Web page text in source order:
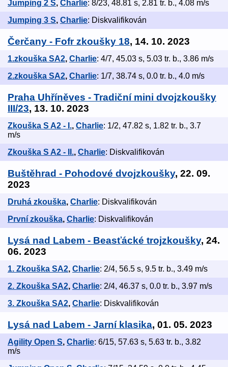
Jumping 2 S, Charlie: 8/23, 48.81 s, 2.81 tr. b., 4.08 m/s
Jumping 3 S, Charlie: Diskvalifikován
Čerčany - Fofr zkoušky 18, 14. 10. 2023
1.zkouška SA2, Charlie: 4/7, 45.03 s, 5.03 tr. b., 3.86 m/s
2.zkouška SA2, Charlie: 1/7, 38.74 s, 0.0 tr. b., 4.0 m/s
Praha Uhříněves - Tradiční mini dvojzkoušky
III/23, 13. 10. 2023
Zkouška S A2 - I., Charlie: 1/2, 47.82 s, 1.82 tr. b., 3.7
m/s
Zkouška S A2 - II., Charlie: Diskvalifikován
Buštěhrad - Pohodové dvojzkoušky, 22. 09.
2023
Druhá zkouška, Charlie: Diskvalifikován
První zkouška, Charlie: Diskvalifikován
Lysá nad Labem - Beasťácké trojzkoušky, 24.
06. 2023
1. Zkouška SA2, Charlie: 2/4, 56.5 s, 9.5 tr. b., 3.49 m/s
2. Zkouška SA2, Charlie: 2/4, 46.37 s, 0.0 tr. b., 3.97 m/s
3. Zkouška SA2, Charlie: Diskvalifikován
Lysá nad Labem - Jarní klasika, 01. 05. 2023
Agility Open S, Charlie: 6/15, 57.63 s, 5.63 tr. b., 3.82
m/s